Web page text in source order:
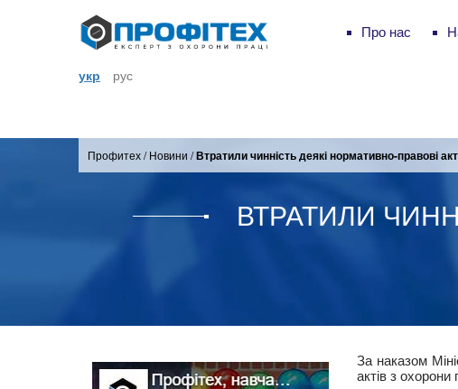
укр рус
Про нас
Профитех/Новини /Втратили чинність деякі нормативно-правові
ВТРАТИЛИ
За наказом
актів з